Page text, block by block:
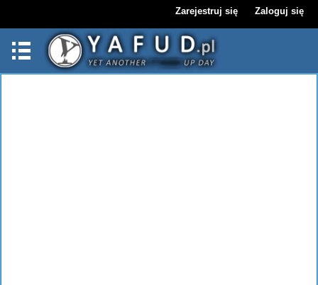
Zarejestruj się Zaloguj się